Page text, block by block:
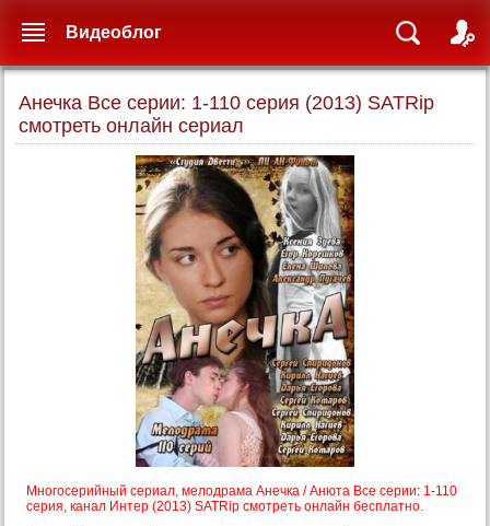
Анечка Все серии: 1-110 серия (2013) SATRip
смотреть онлайн сериал
Многосерийный сериал, мелодрама Анечка / Анюта Все серии: 1-110
серия, канал Интер (2013) SATRip смотреть онлайн бесплатно.
Видеоблог